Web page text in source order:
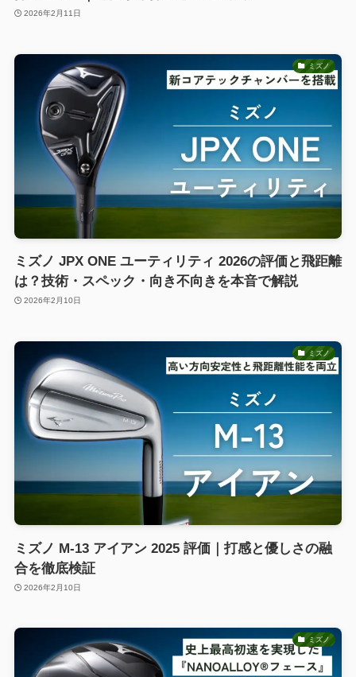
2026年2月11日
ミズノ
ミズノ JPX ONE ユーティリティ 2026の評価と飛距離
は？技術・スペック・向き不向きを本音で解説
2026年2月10日
ミズノ
ミズノ M-13 アイアン 2025 評価｜打感と優しさの融
合を徹底検証
2026年2月10日
ミズノ